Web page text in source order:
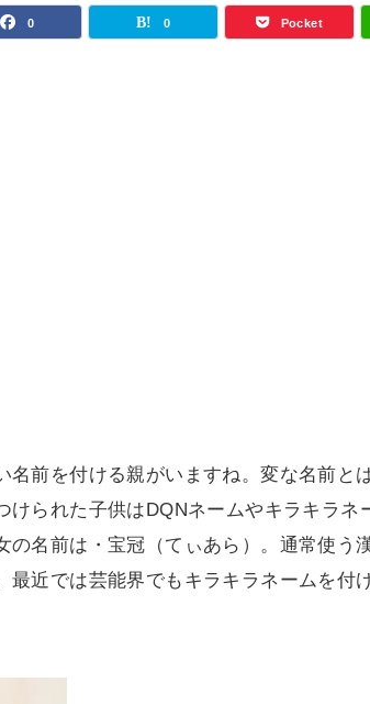
0 0 Pocket
名前を付ける親がいますね。変な名前と
けられた子供はDQNネームやキラキラネ
の名前は・宝冠（てぃあら）。通常使う
最近では芸能界でもキラキラネームを付